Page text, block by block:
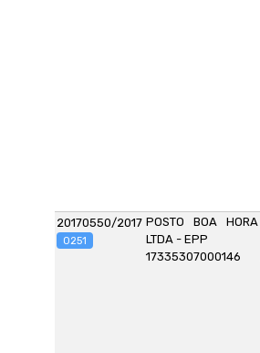
20170550/2017
0251
POSTO BOA HORA
LTDA - EPP
17335307000146